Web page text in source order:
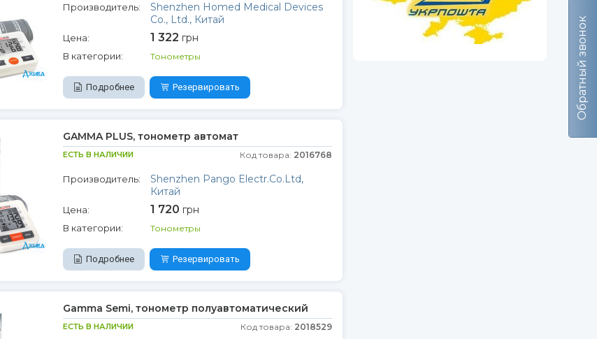
Производитель:
Shenzhen Homed Medical Devices
Co., Ltd., Китай
Цена: 1 322 грн
В категории: Тонометры
Подробнее Резервировать
GAMMA PLUS, тонометр автомат
ЕСТЬ В НАЛИЧИИ Код товара: 2016768
Производитель:
Shenzhen Pango Electr.Co.Ltd,
Китай
Цена: 1 720 грн
В категории: Тонометры
Подробнее Резервировать
Gamma Semi, тонометр полуавтоматический
ЕСТЬ В НАЛИЧИИ Код товара: 2018529
Обратный звонок